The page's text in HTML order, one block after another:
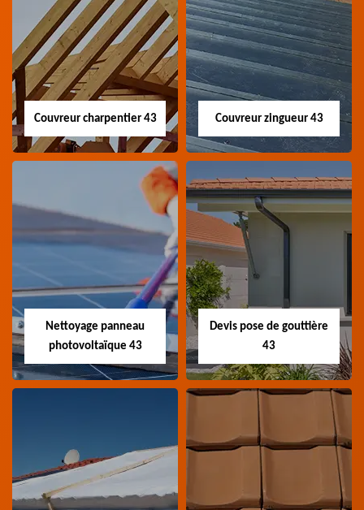
Couvreur charpentier 43
Couvreur
charpentier 43
Artisan couvreur
charpentier 43 Haute-
Couvreur zingueur 43
Couvreur zingueur
Artisan couvreur
zingueur 43 Haute-Loire
Nettoyage panneau
photovoltaïque 43
Nettoyage panneau
photovoltaïque 43
Professionnel en
Devis pose de gouttière
43
Devis pose de
gouttière 43
Devis pose de gouttière